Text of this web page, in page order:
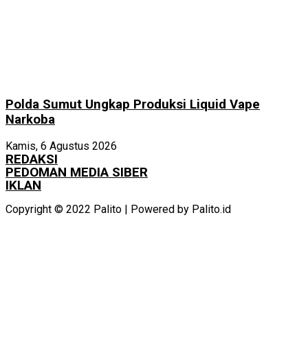
Polda Sumut Ungkap Produksi Liquid Vape
Narkoba
Kamis, 6 Agustus 2026
REDAKSI
PEDOMAN MEDIA SIBER
IKLAN
Copyright © 2022 Palito | Powered by Palito.id